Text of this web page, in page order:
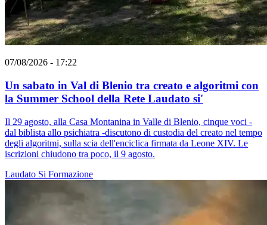
07/08/2026 - 17:22
Un sabato in Val di Blenio tra creato e algoritmi con
la Summer School della Rete Laudato si'
Il 29 agosto, alla Casa Montanina in Valle di Blenio, cinque voci -
dal biblista allo psichiatra -discutono di custodia del creato nel tempo
degli algoritmi, sulla scia dell'enciclica firmata da Leone XIV. Le
iscrizioni chiudono tra poco, il 9 agosto.
Laudato Si Formazione